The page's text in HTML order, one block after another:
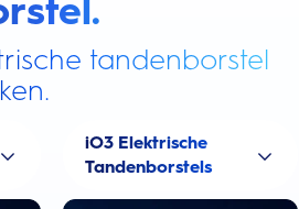
tandenborstel
iO3 Elektrische
Tandenborstels